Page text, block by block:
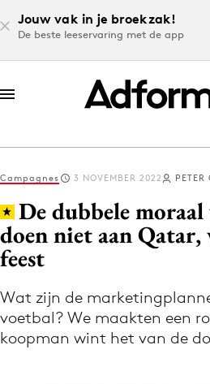
Jouw vak in je broekzak!
De beste leeservaring met de app
Log in
Download de
Volg het laatste nieuws
Nieuws
Campagnes 3 NOVEMBER 2022 PETER
De dubbele
doen niet aan Qatar,
feest
Wat zijn de
voetbal? We maakten een
koopman wint het van de